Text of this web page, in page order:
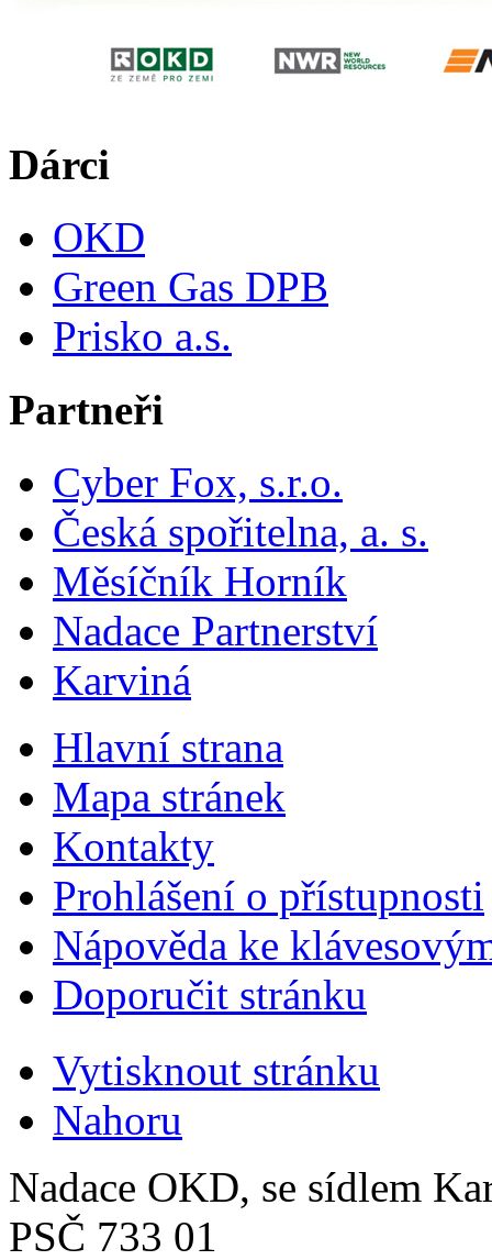
Dárci
OKD
Green Gas DPB
Prisko a.s.
Partneři
Cyber Fox, s.r.o.
Česká spořitelna, a. s.
Měsíčník Horník
Nadace Partnerství
Karviná
Hlavní strana
Mapa stránek
Kontakty
Prohlášení o přístupnosti
Nápověda ke
Doporučit stránku
Vytisknout stránku
Nahoru
Nadace OKD, se sídlem
PSČ 733 01